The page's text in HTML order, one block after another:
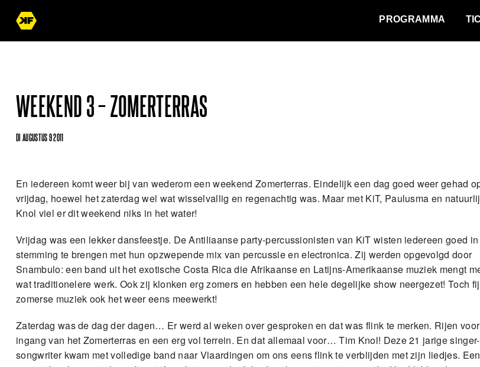
PROGRAMMA
WEEKEND 3 – ZOMERTERRAS
DI AUGUSTUS 9 2011
En iedereen komt weer bij van wederom een weekend Zomerterras. Eindelijk een dag goed weer gehad
vrijdag, hoewel het zaterdag wel wat wisselvallig en regenachtig was. Maar met KiT, Paulusma en
Knol viel er dit weekend niks in het water!
Vrijdag was een lekker dansfeestje. De Antiliaanse party-percussionisten van KiT wisten iedereen goed
stemming te brengen met hun opzwepende mix van percussie en electronica. Zij werden opgevolgd door
Snambulo: een band uit het exotische Costa Rica die Afrikaanse en Latijns-Amerikaanse muziek mengt
wat traditionelere werk. Ook zij klonken erg zomers en hebben een hele degelijke show neergezet! Toch
zomerse muziek ook het weer eens meewerkt!
Zaterdag was de dag der dagen… Er werd al weken over gesproken en dat was flink te merken. Rijen
ingang van het Zomerterras en een erg vol terrein. En dat allemaal voor… Tim Knol! Deze 21 jarige singer-
songwriter kwam met volledige band naar Vlaardingen om ons eens flink te verblijden met zijn liedjes.